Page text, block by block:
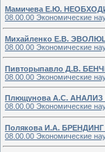
Мамичева Е.Ю.
08.00.00 Экономические
Михайленко Е.В.
08.00.00 Экономические
Пивторыпавло Д.В.
08.00.00 Экономические
Плющунова А.С.
08.00.00 Экономические
Полякова И.А.
08.00.00 Экономические